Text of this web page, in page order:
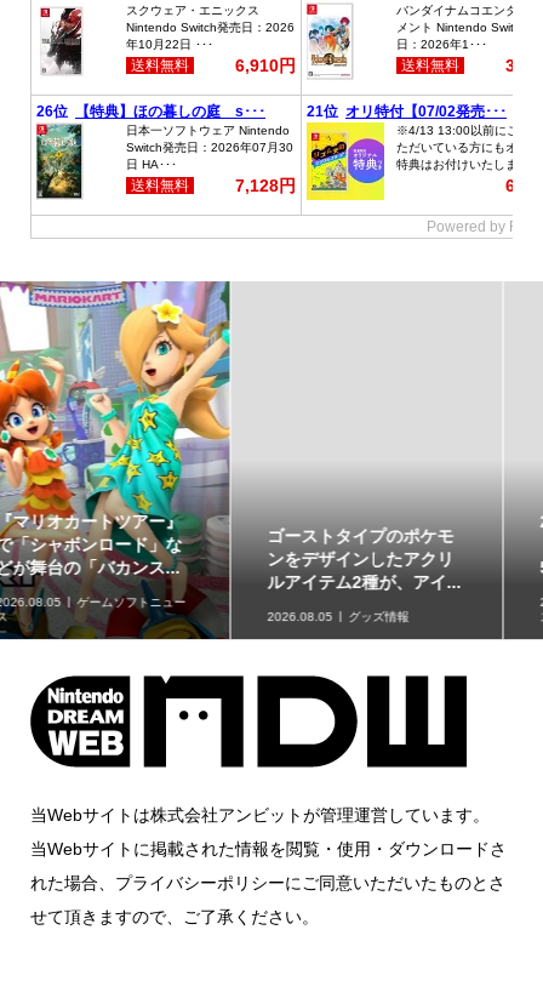
ゴーストタイプのポケモ
ンをデザインしたアクリ
ルアイテム2種が、アイ...
2026.08.05 グッズ情報
り、恒例テト1カップ第
56回「スプラトゥーン ...
ス
当Webサイトは株式会社アンビットが管理運営しています。
当Webサイトに掲載された情報を閲覧・使用・ダウンロードさ
れた場合、プライバシーポリシーにご同意いただいたものとさ
せて頂きますので、ご了承ください。